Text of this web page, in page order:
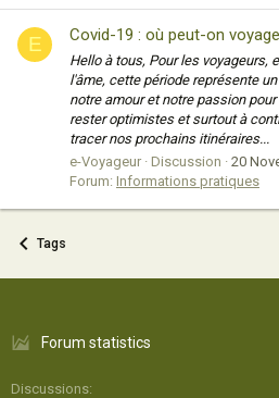
E Covid-19 : où peut-on
Hello à tous, Pour les voyageurs,
l'âme, cette période représente
notre amour et notre passion
rester optimistes et surtout à
tracer nos prochains itinéraires...
e-Voyageur Discussion 20
Forum: Informations pratiques
Tags
Forum statistics
Discussions